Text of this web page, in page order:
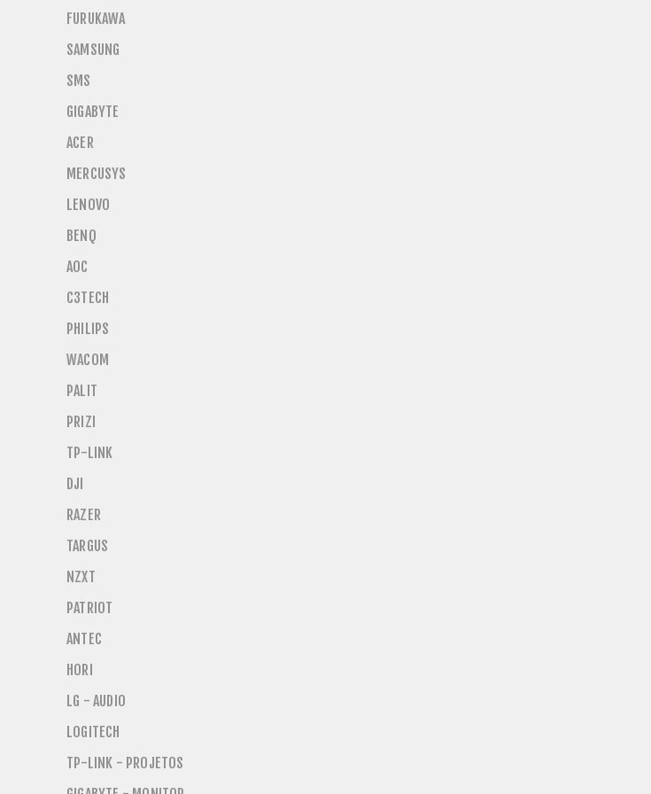
FURUKAWA
SAMSUNG
SMS
GIGABYTE
ACER
MERCUSYS
LENOVO
BENQ
AOC
C3TECH
PHILIPS
WACOM
PALIT
PRIZI
TP-LINK
DJI
RAZER
TARGUS
NZXT
PATRIOT
ANTEC
HORI
LG - AUDIO
LOGITECH
TP-LINK - PROJETOS